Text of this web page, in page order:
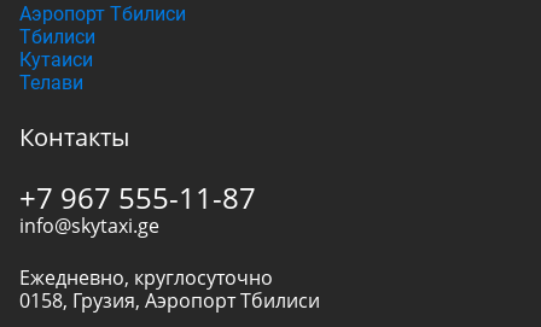
Аэропорт Тбилиси
Тбилиси
Кутаиси
Телави
Контакты
+7 967 555-11-87
info@skytaxi.ge
Ежедневно, круглосуточно
0158, Грузия, Аэропорт Тбилиси